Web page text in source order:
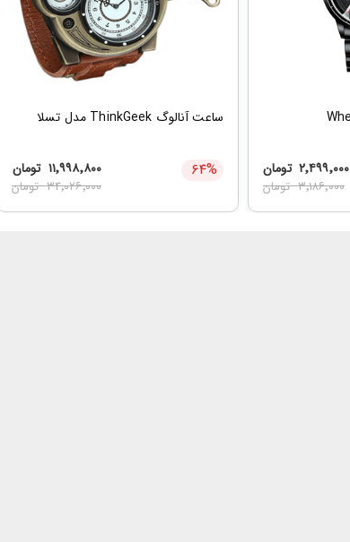
۲٬۴۹۹٬۰۰۰ تومان
۳٬۱۸۶٬۰۰۰تومان
ساعت آنالوگ ThinkGeek مدل تسلا
۶۴% ۱۱٬۹۹۸٬۸۰۰ تومان
۳۴٬۰۲۶٬۰۰۰تومان